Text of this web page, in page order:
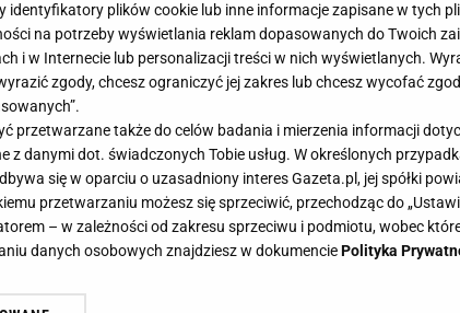
kołdrze" i włożyłam do
identyfikatory plików cookie lub inne informacje zapisane w tych
na potrzeby wyświetlania reklam dopasowanych do Twoich
i w Internecie lub personalizacji treści w nich wyświetlanych.
zgody, chcesz ograniczyć jej zakres lub chcesz wycofać
przetwarzane także do celów badania i mierzenia informacji
z danymi dot. świadczonych Tobie usług. W określonych
się w oparciu o uzasadniony interes Gazeta.pl, jej spółki
przetwarzaniu możesz się sprzeciwić, przechodząc do
– w zależności od zakresu sprzeciwu i podmiotu, wobec
danych osobowych znajdziesz w dokumenciePolityka